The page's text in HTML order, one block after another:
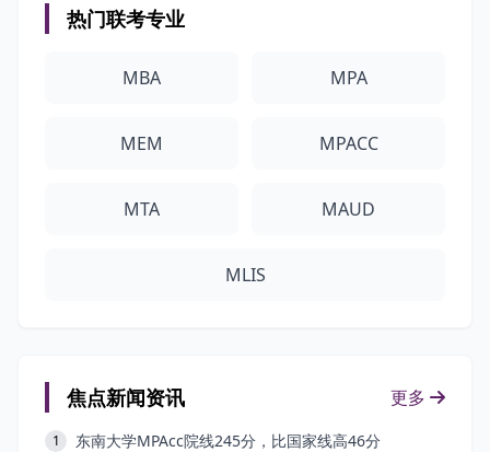
热门联考专业
MBA MPA
MEM MPACC
MTA MAUD
MLIS
焦点新闻资讯 更多
1 东南大学MPAcc院线245分，比国家线高46分